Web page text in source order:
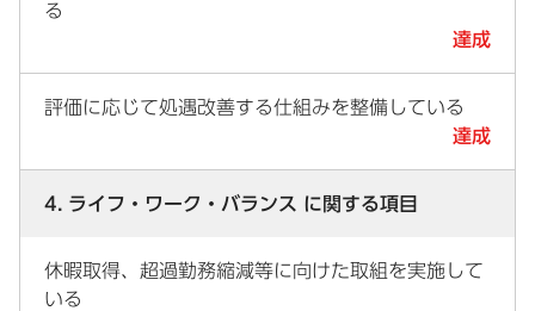
る
達成
評価に応じて処遇改善する仕組みを整備している
達成
4. ライフ・ワーク・バランス に関する項目
休暇取得、超過勤務縮減等に向けた取組を実施して
いる